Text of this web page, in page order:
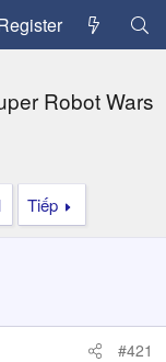
Robot Wars
Tiếp
#421